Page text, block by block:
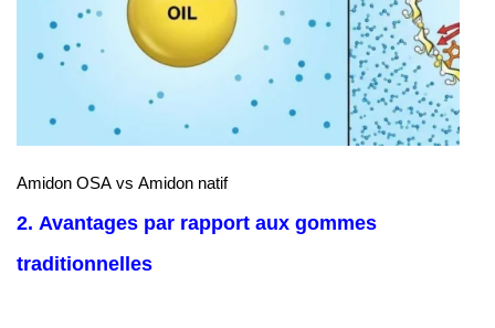
Amidon OSA vs Amidon natif
2. Avantages par rapport aux gommes
traditionnelles